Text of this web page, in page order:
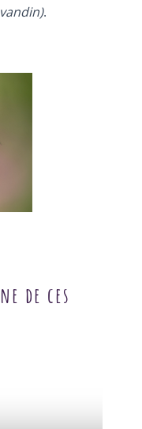
.
de ces